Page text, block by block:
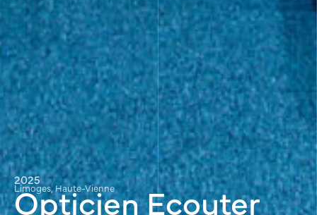
2025
Limoges, Haute-Vienne
Opticien Ecouter